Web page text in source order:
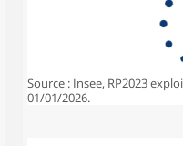
Source : Insee, RP2023
01/01/2026.